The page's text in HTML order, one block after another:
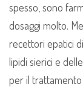
spesso, sono
dosaggi molto.
recettori epatici
lipidi sierici e
per il